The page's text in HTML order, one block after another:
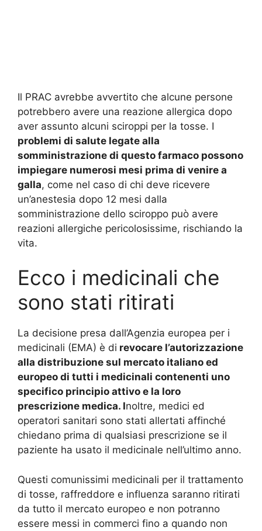
Il PRAC avrebbe avvertito che alcune persone
potrebbero avere una reazione allergica dopo
aver assunto alcuni sciroppi per la tosse. I
problemi di salute legate alla
somministrazione di questo farmaco possono
impiegare numerosi mesi prima di venire a
galla, come nel caso di chi deve ricevere
un’anestesia dopo 12 mesi dalla
somministrazione dello sciroppo può avere
reazioni allergiche pericolosissime, rischiando la
vita.
Ecco i medicinali che
sono stati ritirati
La decisione presa dall’Agenzia europea per i
medicinali (EMA) è di revocare l’autorizzazione
alla distribuzione sul mercato italiano ed
europeo di tutti i medicinali contenenti uno
specifico principio attivo e la loro
prescrizione medica. Inoltre, medici ed
operatori sanitari sono stati allertati affinché
chiedano prima di qualsiasi prescrizione se il
paziente ha usato il medicinale nell’ultimo anno.
Questi comunissimi medicinali per il trattamento
di tosse, raffreddore e influenza saranno ritirati
da tutto il mercato europeo e non potranno
essere messi in commerci fino a quando non